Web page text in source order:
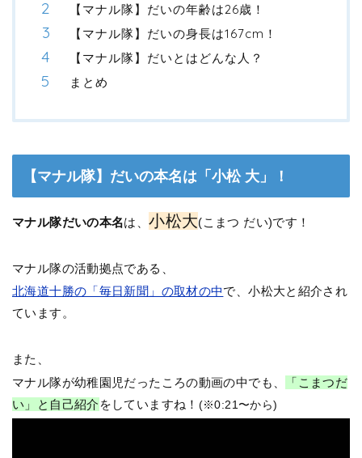
【マナル隊】だいの年齢は26歳！
【マナル隊】だいの身長は167cm！
【マナル隊】だいとはどんな人？
まとめ
【マナル隊】だいの本名は「小松 大」！
マナル隊だいの本名は、小松大(こまつ だい)です！
マナル隊の活動拠点である、
北海道十勝の「毎日新聞」の取材の中で、小松大と紹介され
ています。
また、
マナル隊が幼稚園児だったころの動画の中でも、
「こまつだ
い」と自己紹介 をしていますね！ (※0:21〜から)